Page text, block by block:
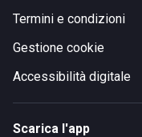
Termini e condizioni
Gestione cookie
Accessibilità digitale
Scarica l'app